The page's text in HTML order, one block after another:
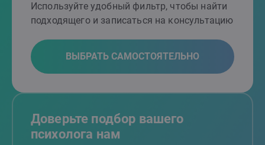
Используйте удобный фильтр, чтобы найти
подходящего и записаться на консультацию
ВЫБРАТЬ САМОСТОЯТЕЛЬНО
Доверьте подбор вашего
психолога нам